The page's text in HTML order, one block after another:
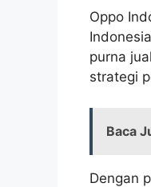
Oppo
purna
strategi
Baca
Dengan